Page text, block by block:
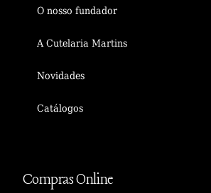
O nosso fundador
A Cutelaria Martins
Novidades
Catálogos
Compras Online